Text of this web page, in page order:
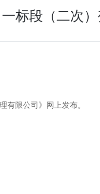
标段（二次
有限公司》网上发布。